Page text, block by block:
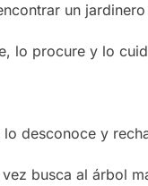
un jardinero
lo procure y lo
lo desconoce y
al árbol